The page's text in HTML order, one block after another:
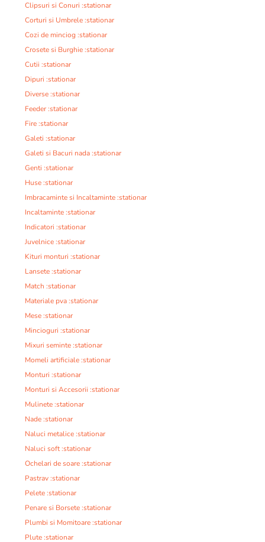
Clipsuri si Conuri :stationar
Corturi si Umbrele :stationar
Cozi de minciog :stationar
Crosete si Burghie :stationar
Cutii :stationar
Dipuri :stationar
Diverse :stationar
Feeder :stationar
Fire :stationar
Galeti :stationar
Galeti si Bacuri nada :stationar
Genti :stationar
Huse :stationar
Imbracaminte si Incaltaminte :stationar
Incaltaminte :stationar
Indicatori :stationar
Juvelnice :stationar
Kituri monturi :stationar
Lansete :stationar
Match :stationar
Materiale pva :stationar
Mese :stationar
Mincioguri :stationar
Mixuri seminte :stationar
Momeli artificiale :stationar
Monturi :stationar
Monturi si Accesorii :stationar
Mulinete :stationar
Nade :stationar
Naluci metalice :stationar
Naluci soft :stationar
Ochelari de soare :stationar
Pastrav :stationar
Pelete :stationar
Penare si Borsete :stationar
Plumbi si Momitoare :stationar
Plute :stationar